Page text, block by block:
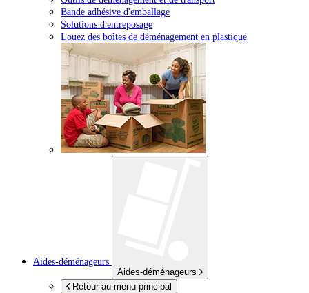
Bande adhésive d'emballage
Solutions d'entreposage
Louez des boîtes de déménagement en plastique
Aides-déménageurs
Aides-déménageurs
Retour au menu principal